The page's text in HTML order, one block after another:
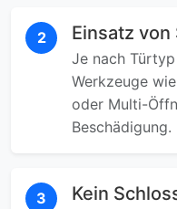
2 Einsatz
Je nach
Werkzeuge
oder Multi-
Beschädigung.
3 Kein